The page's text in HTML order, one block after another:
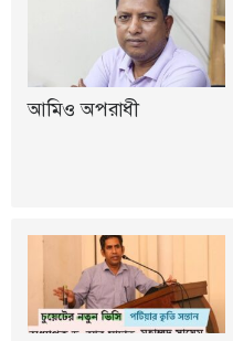
আমিও অপরাধী